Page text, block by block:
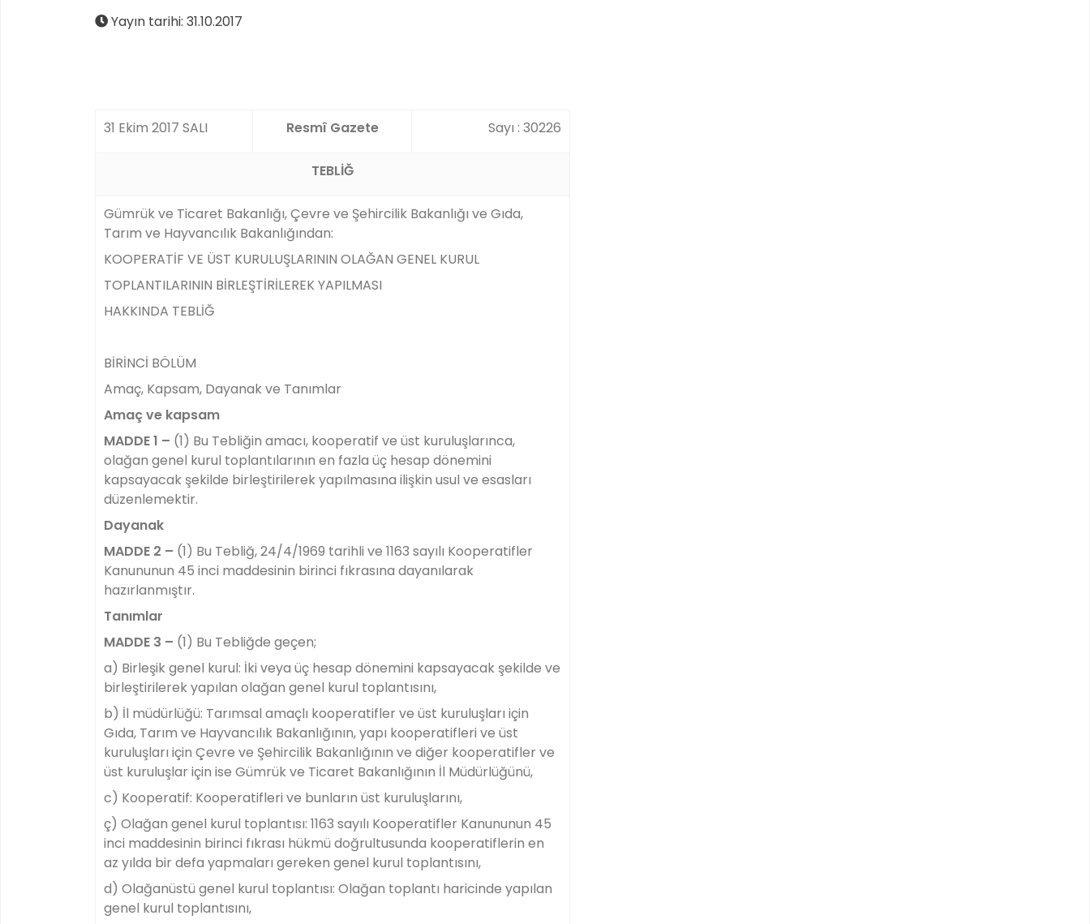
Yayın tarihi: 31.10.2017
31 Ekim 2017 SALI Resmî Gazete Sayı : 30226
TEBLİĞ
Gümrük ve Ticaret Bakanlığı, Çevre ve Şehircilik Bakanlığı ve Gıda,
Tarım ve Hayvancılık Bakanlığından:
KOOPERATİF VE ÜST KURULUŞLARININ OLAĞAN GENEL KURUL
TOPLANTILARININ BİRLEŞTİRİLEREK YAPILMASI
HAKKINDA TEBLİĞ
BİRİNCİ BÖLÜM
Amaç, Kapsam, Dayanak ve Tanımlar
Amaç ve kapsam
MADDE 1 – (1) Bu Tebliğin amacı, kooperatif ve üst kuruluşlarınca,
olağan genel kurul toplantılarının en fazla üç hesap dönemini
kapsayacak şekilde birleştirilerek yapılmasına ilişkin usul ve esasları
düzenlemektir.
Dayanak
MADDE 2 – (1) Bu Tebliğ, 24/4/1969 tarihli ve 1163 sayılı Kooperatifler
Kanununun 45 inci maddesinin birinci fıkrasına dayanılarak
hazırlanmıştır.
Tanımlar
MADDE 3 – (1) Bu Tebliğde geçen;
a) Birleşik genel kurul: İki veya üç hesap dönemini kapsayacak şekilde ve
birleştirilerek yapılan olağan genel kurul toplantısını,
b) İl müdürlüğü: Tarımsal amaçlı kooperatifler ve üst kuruluşları için
Gıda, Tarım ve Hayvancılık Bakanlığının, yapı kooperatifleri ve üst
kuruluşları için Çevre ve Şehircilik Bakanlığının ve diğer kooperatifler ve
üst kuruluşlar için ise Gümrük ve Ticaret Bakanlığının İl Müdürlüğünü,
c) Kooperatif: Kooperatifleri ve bunların üst kuruluşlarını,
ç) Olağan genel kurul toplantısı: 1163 sayılı Kooperatifler Kanununun 45
inci maddesinin birinci fıkrası hükmü doğrultusunda kooperatiflerin en
az yılda bir defa yapmaları gereken genel kurul toplantısını,
d) Olağanüstü genel kurul toplantısı: Olağan toplantı haricinde yapılan
genel kurul toplantısını,